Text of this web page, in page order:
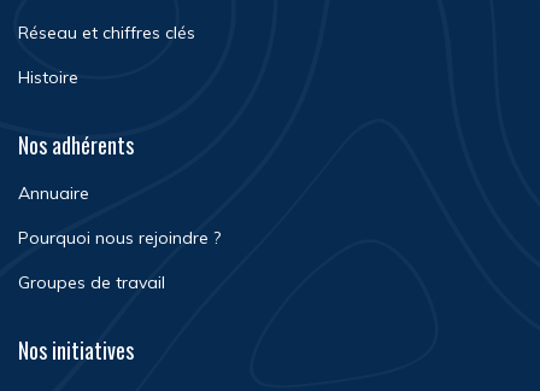
Réseau et chiffres clés
Histoire
Nos adhérents
Annuaire
Pourquoi nous rejoindre ?
Groupes de travail
Nos initiatives